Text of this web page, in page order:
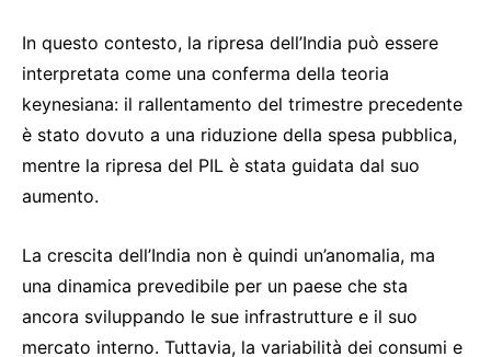
In questo contesto, la ripresa dell’India può essere
interpretata come una conferma della teoria
keynesiana: il rallentamento del trimestre precedente
è stato dovuto a una riduzione della spesa pubblica,
mentre la ripresa del PIL è stata guidata dal suo
aumento.
La crescita dell’India non è quindi un’anomalia, ma
una dinamica prevedibile per un paese che sta
ancora sviluppando le sue infrastrutture e il suo
mercato interno. Tuttavia, la variabilità dei consumi e